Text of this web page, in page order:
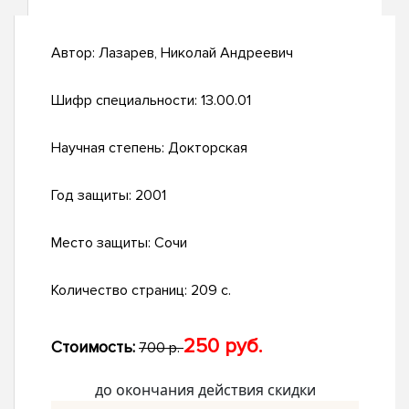
Автор: Лазарев, Николай Андреевич
Шифр специальности: 13.00.01
Научная степень: Докторская
Год защиты: 2001
Место защиты: Сочи
Количество страниц: 209 с.
Стоимость: 700 р.250 руб.
до окончания действия скидки